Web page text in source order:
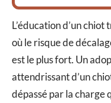
L’éducation d’un
où le risque de
est le plus fort. Un
attendrissant d’un
dépassé par la charge